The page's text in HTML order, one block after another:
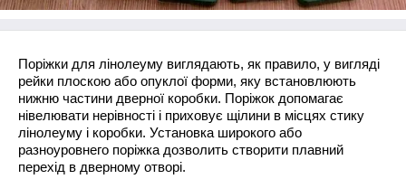
Поріжки для лінолеуму виглядають, як правило, у вигляді
рейки плоскою або опуклої форми, яку встановлюють
нижню частини дверної коробки. Поріжок допомагає
нівелювати нерівності і приховує щілини в місцях стику
лінолеуму і коробки. Установка широкого або
разноуровнего поріжка дозволить створити плавний
перехід в дверному отворі.